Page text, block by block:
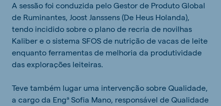
A sessão foi conduzida pelo Gestor de Produto Global
de Ruminantes, Joost Janssens (De Heus Holanda),
tendo incidido sobre o plano de recria de novilhas
Kaliber e o sistema SFOS de nutrição de vacas de leite
enquanto ferramentas de melhoria da produtividade
das explorações leiteiras.
Teve também lugar uma intervenção sobre Qualidade,
a cargo da Engª Sofia Mano, responsável de Qualidade